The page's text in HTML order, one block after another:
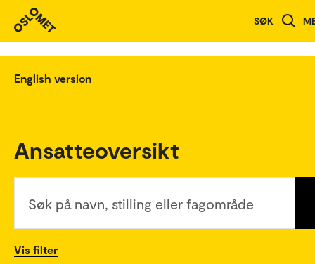
SØK
English version
Ansatteoversikt
Søk på navn, stilling eller fagområde
Vis filter